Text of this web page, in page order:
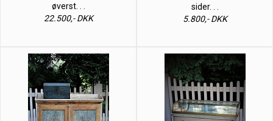
øverst. . .
22.500,- DKK
sider. . .
5.800,- DKK